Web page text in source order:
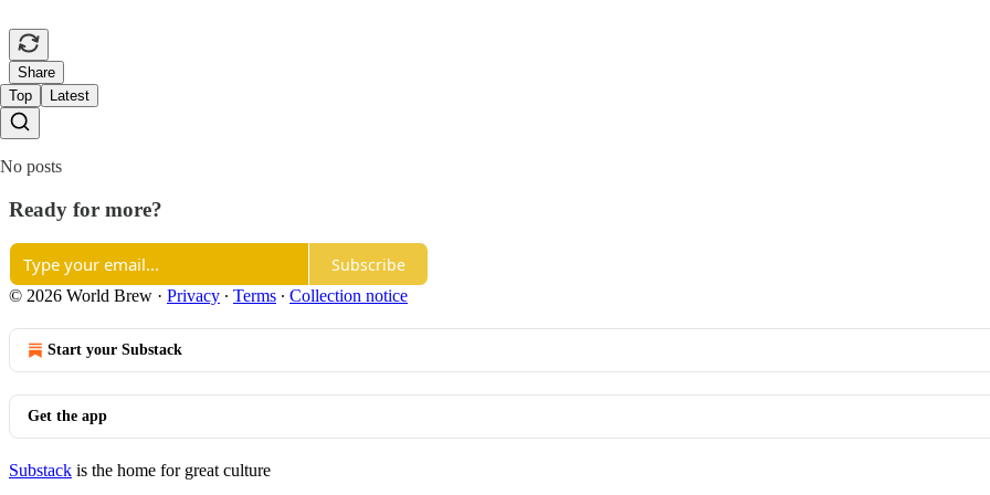
Share
Top
Latest
No posts
Ready for more?
Subscribe
© 2026 World Brew · Privacy ∙ Terms ∙ Collection notice
Start your Substack
Get the app
Substack is the home for great culture